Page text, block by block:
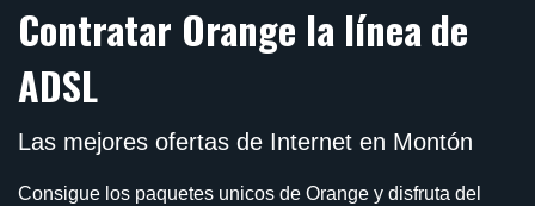
Contratar Orange la línea de
ADSL
Las mejores ofertas de Internet en Montón
Consigue los paquetes unicos de Orange y disfruta del